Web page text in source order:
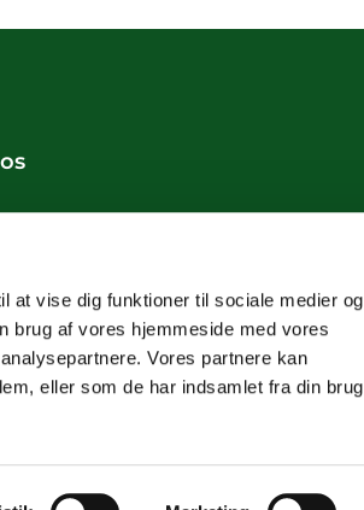
at vise dig funktioner til sociale medier og
brug af vores hjemmeside med vores
Vores partnere kan
eller som de har indsamlet fra din brug